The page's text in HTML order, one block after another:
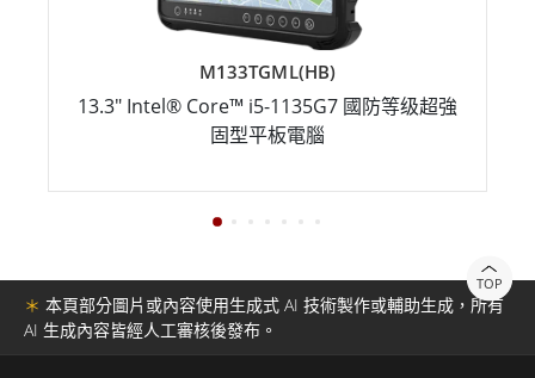
M133TGML(HB)
13.3" Intel® Core™ i5-1135G7 國防等级超強
固型平板電腦
TOP
＊ 本頁部分圖片或內容使用生成式 AI 技術製作或輔助生成，所有
AI 生成內容皆經人工審核後發布。